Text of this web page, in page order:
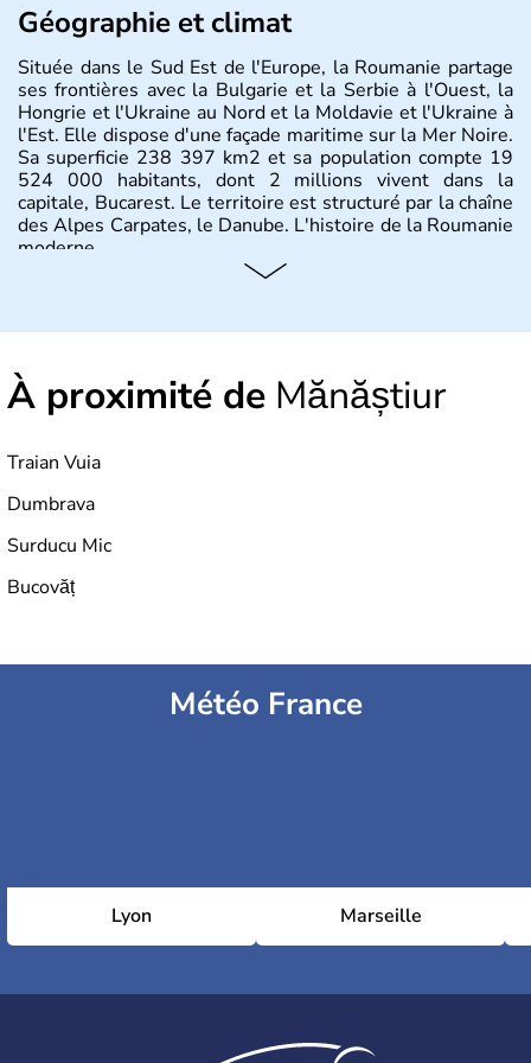
Géographie et climat
Située dans le Sud Est de l'Europe, la Roumanie partage
ses frontières avec la Bulgarie et la Serbie à l'Ouest, la
Hongrie et l'Ukraine au Nord et la Moldavie et l'Ukraine à
l'Est. Elle dispose d'une façade maritime sur la Mer Noire.
Sa superficie 238 397 km2 et sa population compte 19
524 000 habitants, dont 2 millions vivent dans la
capitale, Bucarest. Le territoire est structuré par la chaîne
des Alpes Carpates, le Danube. L'histoire de la Roumanie
moderne.
À proximité de Mănăștiur
Traian Vuia
Dumbrava
Surducu Mic
Bucovăț
Météo France
Lyon Marseille